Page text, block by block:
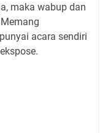
maka wabup dan
acara sendiri